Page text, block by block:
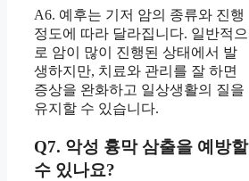
A6. 예후는 기저 암의 종류와 진행
정도에 따라 달라집니다. 일반적으
로 암이 많이 진행된 상태에서 발
생하지만, 치료와 관리를 잘 하면
증상을 완화하고 일상생활의 질을
유지할 수 있습니다.
Q7. 악성 흉막 삼출을 예방할
수 있나요?